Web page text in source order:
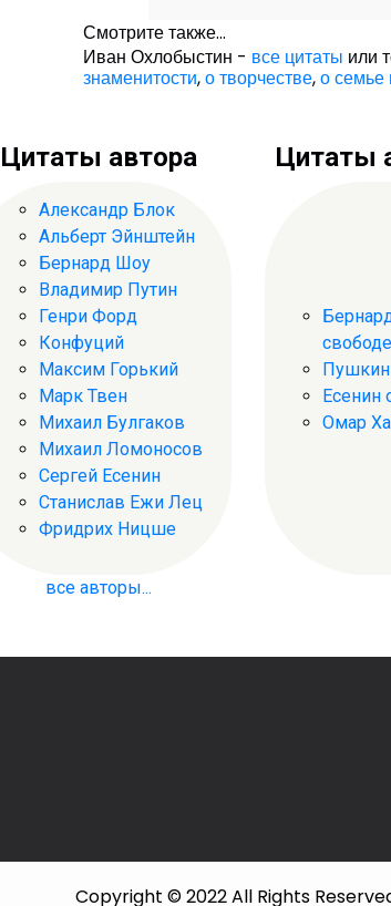
Смотрите также...
Иван Охлобыстин - все цитаты или
знаменитости,о творчестве,о семье
Цитаты автора
Александр Блок
Альберт Эйнштейн
Бернард Шоу
Владимир Путин
Генри Форд
Конфуций
Максим Горький
Марк Твен
Михаил Булгаков
Михаил Ломоносов
Сергей Есенин
Станислав Ежи Лец
Фридрих Ницше
все авторы...
Цитаты
свободе
Пушкин
Есенин
Омар
Copyright © 2022 All Rights